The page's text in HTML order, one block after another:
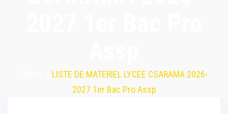
LISTE DE MATERIEL LYCEE CSARAMA 2026-
2027 1er Bac Pro Assp